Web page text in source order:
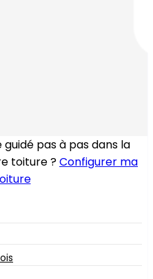
pas à pas dans la
toiture ?Configurer ma